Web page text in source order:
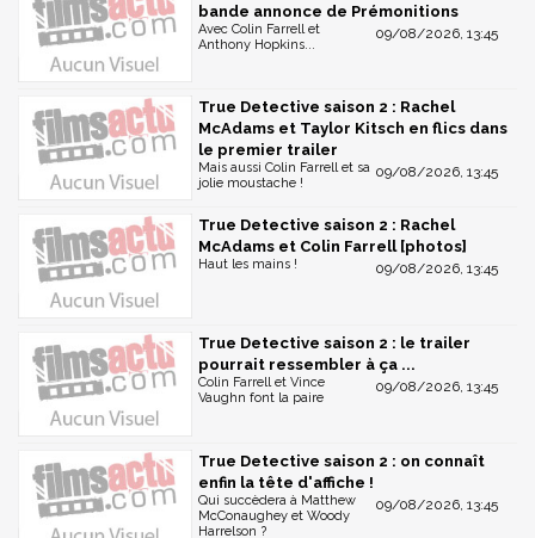
bande annonce de Prémonitions
09/08/2026, 13:45
Avec Colin Farrell et
Anthony Hopkins...
True Detective saison 2 : Rachel
McAdams et Taylor Kitsch en flics dans
le premier trailer
09/08/2026, 13:45
Mais aussi Colin Farrell et sa
jolie moustache !
True Detective saison 2 : Rachel
McAdams et Colin Farrell [photos]
09/08/2026, 13:45
Haut les mains !
True Detective saison 2 : le trailer
pourrait ressembler à ça ...
09/08/2026, 13:45
Colin Farrell et Vince
Vaughn font la paire
True Detective saison 2 : on connaît
enfin la tête d'affiche !
09/08/2026, 13:45
Qui succèdera à Matthew
McConaughey et Woody
Harrelson ?